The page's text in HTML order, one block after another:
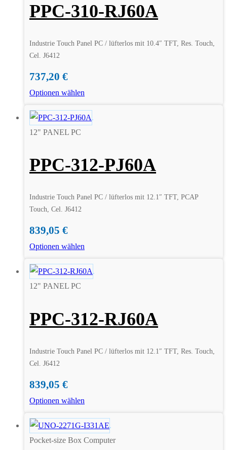
PPC-310-RJ60A
Industrie Touch Panel PC / lüfterlos mit 10.4″ TFT, Res. Touch,
Cel. J6412
737,20 €
Optionen wählen
12" PANEL PC
PPC-312-PJ60A
Industrie Touch Panel PC / lüfterlos mit 12.1″ TFT, PCAP
Touch, Cel. J6412
839,05 €
Optionen wählen
12" PANEL PC
PPC-312-RJ60A
Industrie Touch Panel PC / lüfterlos mit 12.1″ TFT, Res. Touch,
Cel. J6412
839,05 €
Optionen wählen
Pocket-size Box Computer